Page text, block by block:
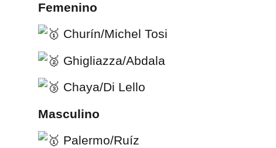
Femenino
Churín/Michel Tosi
Ghigliazza/Abdala
Chaya/Di Lello
Masculino
Palermo/Ruíz